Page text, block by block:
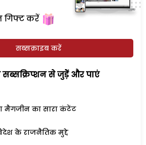
गिफ्ट करें
सब्सक्राइब करें
सब्सक्रिप्शन से जुड़ेें और पाएं
मैगजीन का सारा कंटेंट
के राजनैतिक मुद्दे